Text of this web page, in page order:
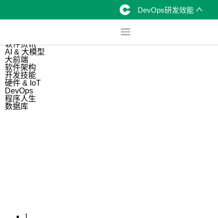
DevOps研发效能
软件资讯
AI & 大模型
大前端
软件架构
开发技能
硬件 & IoT
DevOps
程序人生
数据库
1